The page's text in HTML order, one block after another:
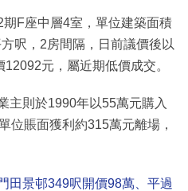
F座中層4室，單位建築面積
呎，2房間隔，日前議價後以
元，屬近期低價成交。
主則於1990年以55萬元購入
位賬面獲利約315萬元離場，
田景邨349呎開價98萬、平過